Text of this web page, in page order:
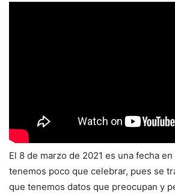
El 8 de marzo de 2021 es una fecha
tenemos poco que celebrar, pues se
que tenemos datos que preocupan y